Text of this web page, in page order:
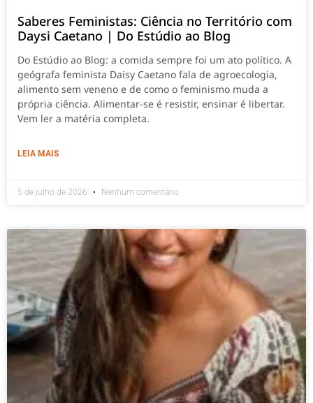
Saberes Feministas: Ciência no Território com
Daysi Caetano | Do Estúdio ao Blog
Do Estúdio ao Blog: a comida sempre foi um ato político. A
geógrafa feminista Daisy Caetano fala de agroecologia,
alimento sem veneno e de como o feminismo muda a
própria ciência. Alimentar-se é resistir, ensinar é libertar.
Vem ler a matéria completa.
LEIA MAIS
5 de julho de 2026 Nenhum comentário